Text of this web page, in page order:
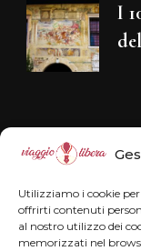
Utilizziamo i cookie
offrirti contenuti
al nostro utilizzo dei
memorizzati nel
I
testata
senza alcuna